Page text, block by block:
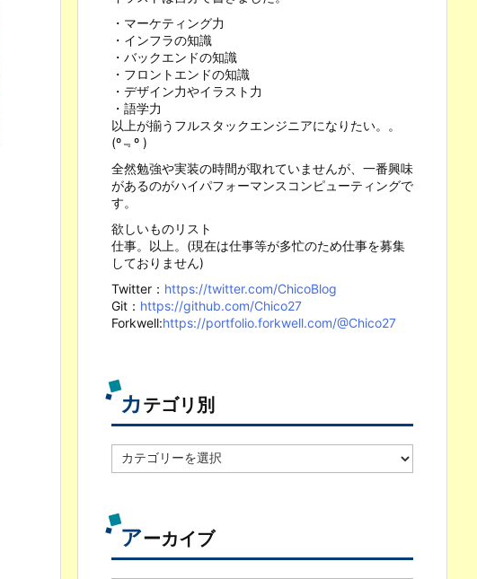
・マーケティング力
・インフラの知識
・バックエンドの知識
・フロントエンドの知識
・デザイン力やイラスト力
・語学力
以上が揃うフルスタックエンジニアになりたい。。
(º﹃º )
全然勉強や実装の時間が取れていませんが、一番興味
があるのがハイパフォーマンスコンピューティングで
す。
欲しいものリスト
仕事。以上。(現在は仕事等が多忙のため仕事を募集
しておりません)
Twitter： https://twitter.com/ChicoBlog
Git： https://github.com/Chico27
Forkwell:https://portfolio.forkwell.com/@Chico27
カテゴリ別
テ
別
アーカイブ